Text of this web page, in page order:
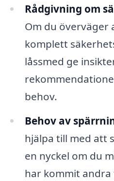
Rådgivning om
Om du överväger
komplett
låssmed ge
behov.
Behov av
hjälpa till med att
en nyckel om du
har kommit andra